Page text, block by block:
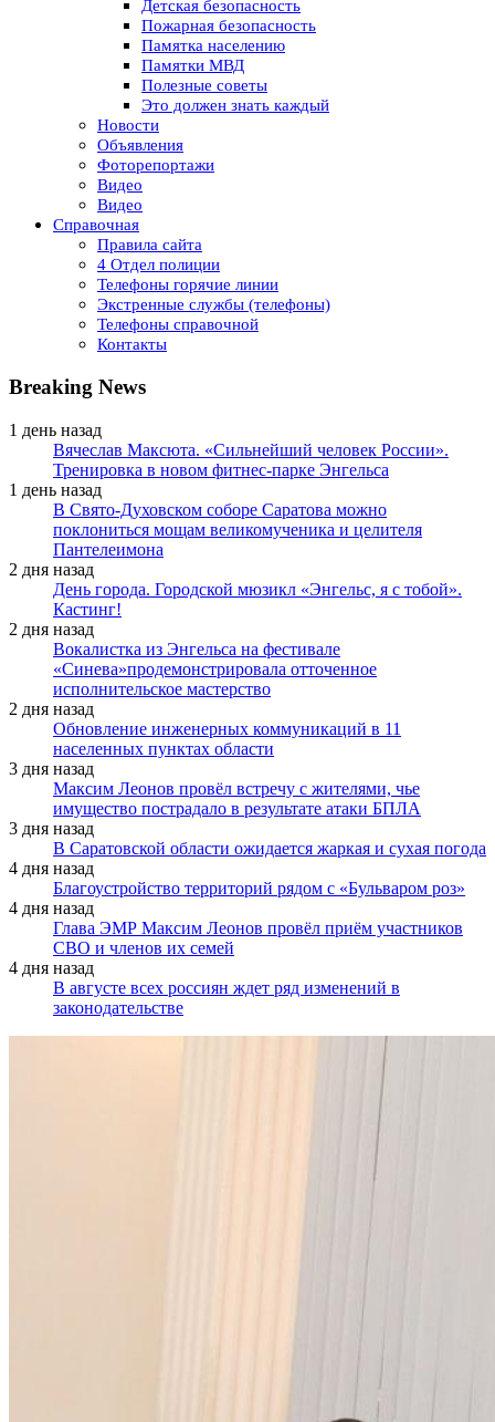
Детская безопасность
Пожарная безопасность
Памятка населению
Памятки МВД
Полезные советы
Это должен знать каждый
Новости
Объявления
Фоторепортажи
Видео
Видео
Справочная
Правила сайта
4 Отдел полиции
Телефоны горячие линии
Экстренные службы (телефоны)
Телефоны справочной
Контакты
Breaking News
1 день назад
Вячеслав Максюта. «Сильнейший человек России».
Тренировка в новом фитнес-парке Энгельса
1 день назад
В Свято-Духовском соборе Саратова можно
поклониться мощам великомученика и целителя
Пантелеимона
2 дня назад
День города. Городской мюзикл «Энгельс, я с тобой».
Кастинг!
2 дня назад
Вокалистка из Энгельса на фестивале
«Синева»продемонстрировала отточенное
исполнительское мастерство
2 дня назад
Обновление инженерных коммуникаций в 11
населенных пунктах области
3 дня назад
Максим Леонов провёл встречу с жителями, чье
имущество пострадало в результате атаки БПЛА
3 дня назад
В Саратовской области ожидается жаркая и сухая погода
4 дня назад
Благоустройство территорий рядом с «Бульваром роз»
4 дня назад
Глава ЭМР Максим Леонов провёл приём участников
СВО и членов их семей
4 дня назад
В августе всех россиян ждет ряд изменений в
законодательстве